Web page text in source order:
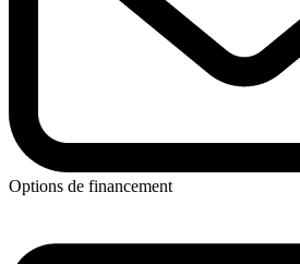
Options de financement